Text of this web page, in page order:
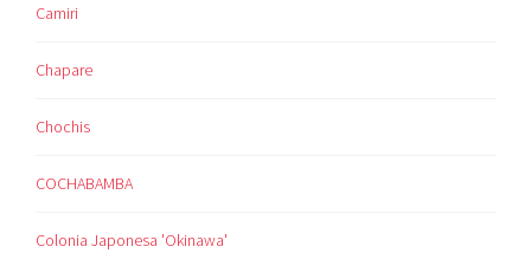
Camiri
Chapare
Chochis
COCHABAMBA
Colonia Japonesa 'Okinawa'